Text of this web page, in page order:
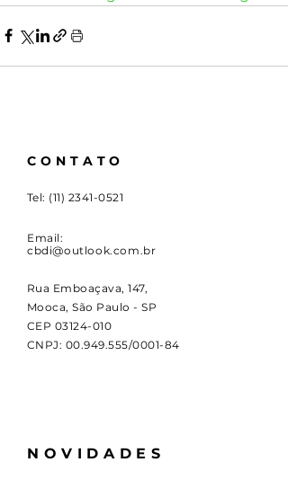
CONTATO
Tel: (11) 2341-0521
Email:
cbdi@outlook.com.br
Rua Emboaçava, 147,
Mooca, São Paulo - SP
CEP 03124-010
CNPJ: 00.949.555/0001-84
NOVIDADES